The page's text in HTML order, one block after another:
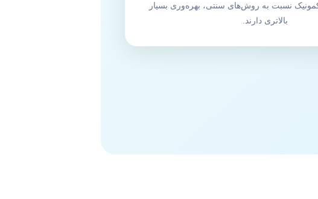
نسبت به روش‌های سنتی، بهره‌وری بسیار
بالاتری دارند.